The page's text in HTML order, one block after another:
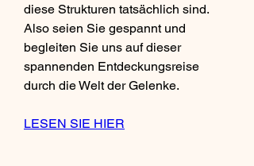
diese Strukturen tatsächlich sind.
Also seien Sie gespannt und
begleiten Sie uns auf dieser
spannenden Entdeckungsreise
durch die Welt der Gelenke.
LESEN SIE HIER